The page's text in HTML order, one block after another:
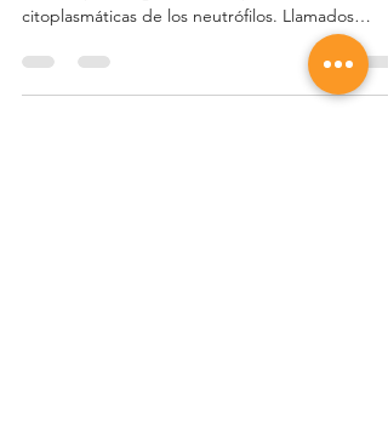
ANTICUERPOS ANCAc y ANCAp ¿Qué son? Son
citoplasmáticas de los neutrófilos. Llamados
ANCAc...